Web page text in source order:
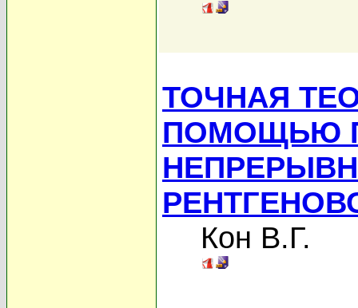
ТОЧНАЯ
ПОМОЩЬЮ
Кон В.Г.